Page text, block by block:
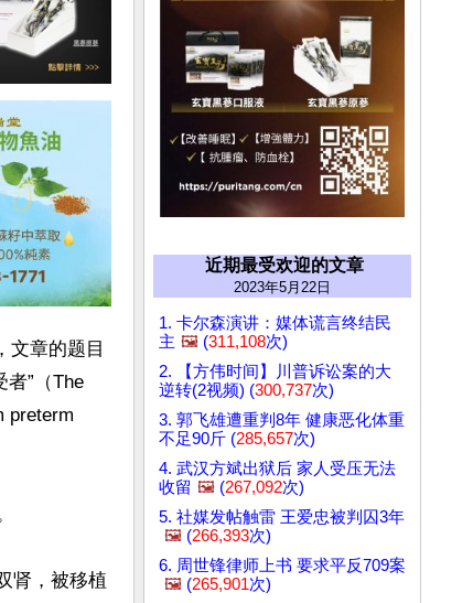
文章的题目
”（The
preterm
肾，被移植
近期最受欢迎的文章
2023年5月22日
1. 卡尔森演讲：媒体谎言终结民
主 🖼️ (311,108次)
2. 【方伟时间】川普诉讼案的大
逆转(2视频) (300,737次)
3. 郭飞雄遭重判8年 健康恶化体重
不足90斤 (285,657次)
4. 武汉方斌出狱后 家人受压无法
收留 🖼️ (267,092次)
5. 社媒发帖触雷 王爱忠被判囚3年
🖼️ (266,393次)
6. 周世锋律师上书 要求平反709案
🖼️ (265,901次)